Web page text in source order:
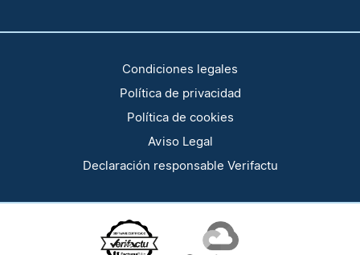
Condiciones legales
Política de privacidad
Política de cookies
Aviso Legal
Declaración responsable Verifactu